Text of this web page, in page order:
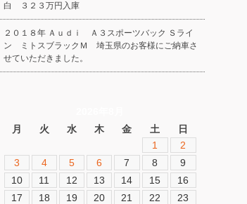
白 ３２３万円入庫
２０１８年 Ａｕｄｉ Ａ３スポーツバック Ｓライ
ン ミトスブラックＭ 埼玉県のお客様にご納車さ
せていただきました。
月
火 水 木 金 土
日
1
2
3
4 5 6 7 8
9
10
11 12 13 14 15
16
17
18 19 20 21 22
23